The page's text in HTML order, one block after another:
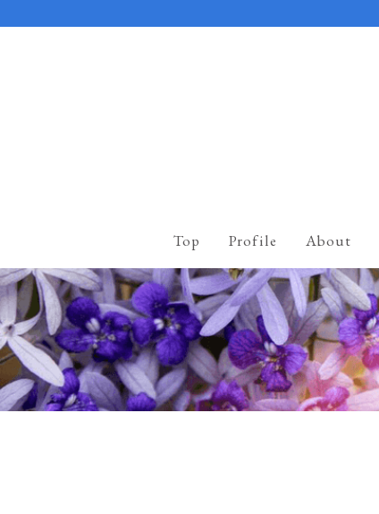
Top Profile About